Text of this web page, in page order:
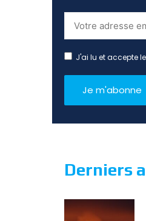
J'ai lu et accepte
Derniers